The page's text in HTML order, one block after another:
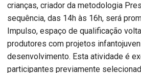
crianças, criador da metodologia
sequência, das 14h às 16h, será
Impulso, espaço de qualificação
produtores com projetos
desenvolvimento. Esta atividade é
participantes previamente